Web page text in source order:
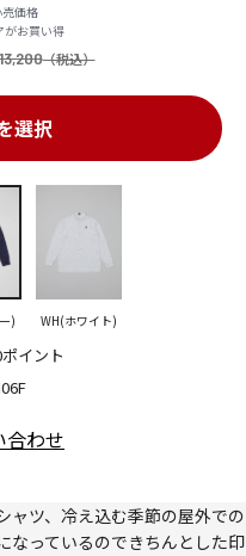
価格
がお買い得
イント
選択
) WH(ホワイト)
合わせ
ャツ、冷え込む季節の屋外での
なっているのできちんとした印